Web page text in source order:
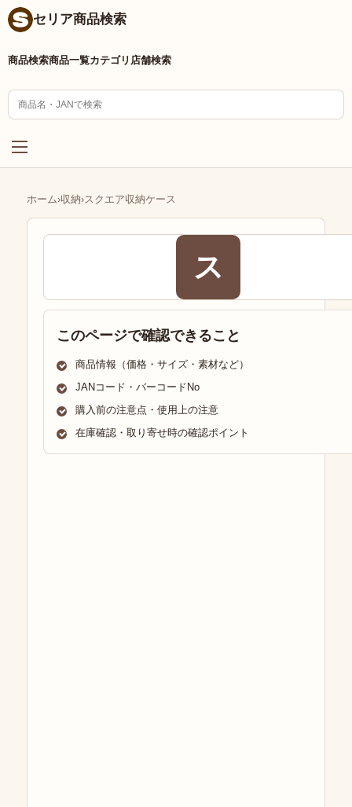
セリア商品検索
商品検索商品一覧カテゴリ 店舗検索
ホーム›収納›スクエア収納ケース
ス
このページで確認できること
商品情報（価格・サイズ・素材など）
JANコード・バーコードNo
購入前の注意点・使用上の注意
在庫確認・取り寄せ時の確認ポイント